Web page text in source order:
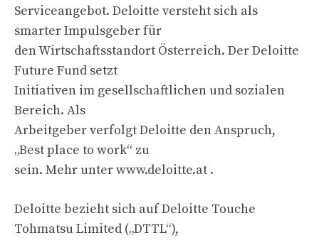
Serviceangebot. Deloitte versteht sich als
smarter Impulsgeber für
den Wirtschaftsstandort Österreich. Der Deloitte
Future Fund setzt
Initiativen im gesellschaftlichen und sozialen
Bereich. Als
Arbeitgeber verfolgt Deloitte den Anspruch,
„Best place to work“ zu
sein. Mehr unter www.deloitte.at .
Deloitte bezieht sich auf Deloitte Touche
Tohmatsu Limited („DTTL“),